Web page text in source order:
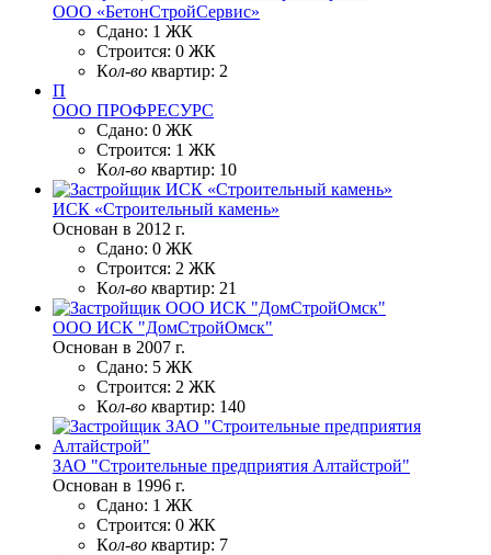
ООО «БетонСтройСервис»
Сдано: 1 ЖК
Строится: 0 ЖК
Кол-во квартир: 2
П
ООО ПРОФРЕСУРС
Сдано: 0 ЖК
Строится: 1 ЖК
Кол-во квартир: 10
ИСК «Строительный камень»
Основан в 2012 г.
Сдано: 0 ЖК
Строится: 2 ЖК
Кол-во квартир: 21
ООО ИСК "ДомСтройОмск"
Основан в 2007 г.
Сдано: 5 ЖК
Строится: 2 ЖК
Кол-во квартир: 140
ЗАО "Строительные предприятия Алтайстрой"
Основан в 1996 г.
Сдано: 1 ЖК
Строится: 0 ЖК
Кол-во квартир: 7